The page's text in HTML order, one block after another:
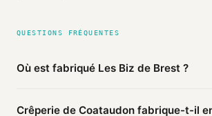
QUESTIONS FRÉQUENTES
Où est fabriqué Les Biz de Brest ?
Brest de Crêperie de Coataudon est
Crêperie de Coataudon fabrique-t-il